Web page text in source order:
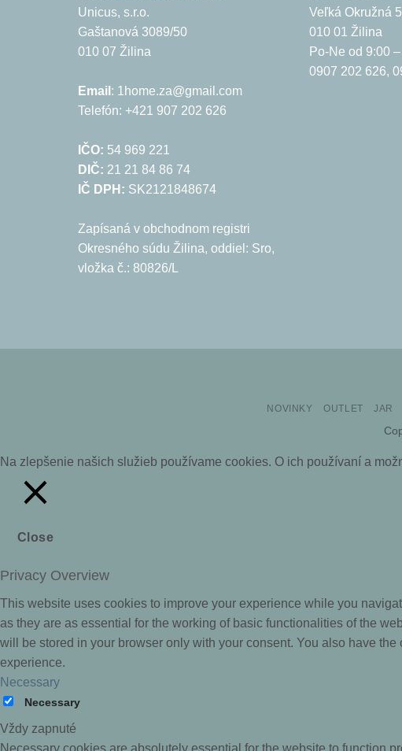
Unicus, s.r.o.
Gaštanová 3089/50
010 07 Žilina
Email : 1home.za@gmail.com
Telefón: +421 907 202 626
IČO: 54 969 221
DIČ: 21 21 84 86 74
IČ DPH: SK2121848674
Zapísaná v obchodnom registri
Okresného súdu Žilina, oddiel: Sro,
vložka č.: 80826/L
Veľká Okružná
010 01 Žilina
Po-Ne od 9:00
0907 202 626,
NOVINKY OUTLET JAR
Na zlepšenie našich služieb používame cookies. O ich používaní a
Close
Privacy Overview
This website uses cookies to improve your experience while you
as they are as essential for the working of basic functionalities of the
will be stored in your browser only with your consent. You also have
experience.
Necessary
Necessary
Vždy zapnuté